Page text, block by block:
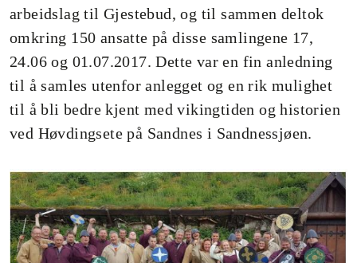
arbeidslag til Gjestebud, og til sammen deltok
omkring 150 ansatte på disse samlingene 17,
24.06 og 01.07.2017. Dette var en fin anledning
til å samles utenfor anlegget og en rik mulighet
til å bli bedre kjent med vikingtiden og historien
ved Høvdingsete på Sandnes i Sandnessjøen.